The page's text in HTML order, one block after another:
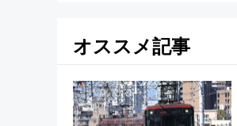
オススメ記事